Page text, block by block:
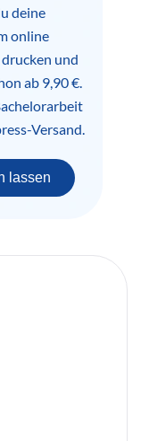
deine
online
und
ab 9,90 €.
Versand.
lassen